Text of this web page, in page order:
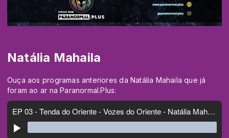
Natália Mahaila
Ouça aos programas anteriores da Natália Mahaila que já
foram ao ar na Paranormal.Plus: